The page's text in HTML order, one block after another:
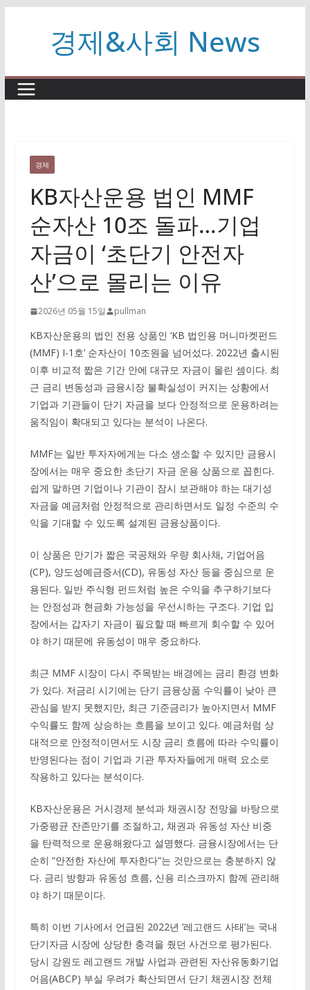
로
경제&사회 News
경제
KB자산운용 법인 MMF
순자산 10조 돌파…기업
자금이 ‘초단기 안전자
산’으로 몰리는 이유
2026년 05월 15일 pullman
KB자산운용의 법인 전용 상품인 ‘KB 법인용 머니마켓펀드
(MMF) I-1호’ 순자산이 10조원을 넘어섰다. 2022년 출시된
이후 비교적 짧은 기간 안에 대규모 자금이 몰린 셈이다. 최
근 금리 변동성과 금융시장 불확실성이 커지는 상황에서
기업과 기관들이 단기 자금을 보다 안정적으로 운용하려는
움직임이 확대되고 있다는 분석이 나온다.
MMF는 일반 투자자에게는 다소 생소할 수 있지만 금융시
장에서는 매우 중요한 초단기 자금 운용 상품으로 꼽힌다.
쉽게 말하면 기업이나 기관이 잠시 보관해야 하는 대기성
자금을 예금처럼 안정적으로 관리하면서도 일정 수준의 수
익을 기대할 수 있도록 설계된 금융상품이다.
이 상품은 만기가 짧은 국공채와 우량 회사채, 기업어음
(CP), 양도성예금증서(CD), 유동성 자산 등을 중심으로 운
용된다. 일반 주식형 펀드처럼 높은 수익을 추구하기보다
는 안정성과 현금화 가능성을 우선시하는 구조다. 기업 입
장에서는 갑자기 자금이 필요할 때 빠르게 회수할 수 있어
야 하기 때문에 유동성이 매우 중요하다.
최근 MMF 시장이 다시 주목받는 배경에는 금리 환경 변화
가 있다. 저금리 시기에는 단기 금융상품 수익률이 낮아 큰
관심을 받지 못했지만, 최근 기준금리가 높아지면서 MMF
수익률도 함께 상승하는 흐름을 보이고 있다. 예금처럼 상
대적으로 안정적이면서도 시장 금리 흐름에 따라 수익률이
반영된다는 점이 기업과 기관 투자자들에게 매력 요소로
작용하고 있다는 분석이다.
KB자산운용은 거시경제 분석과 채권시장 전망을 바탕으로
가중평균 잔존만기를 조절하고, 채권과 유동성 자산 비중
을 탄력적으로 운용해왔다고 설명했다. 금융시장에서는 단
순히 “안전한 자산에 투자한다”는 것만으로는 충분하지 않
다. 금리 방향과 유동성 흐름, 신용 리스크까지 함께 관리해
야 하기 때문이다.
특히 이번 기사에서 언급된 2022년 ‘레고랜드 사태’는 국내
단기자금 시장에 상당한 충격을 줬던 사건으로 평가된다.
당시 강원도 레고랜드 개발 사업과 관련된 자산유동화기업
어음(ABCP) 부실 우려가 확산되면서 단기 채권시장 전체